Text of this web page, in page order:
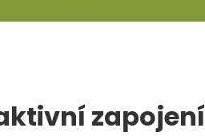
zapojení